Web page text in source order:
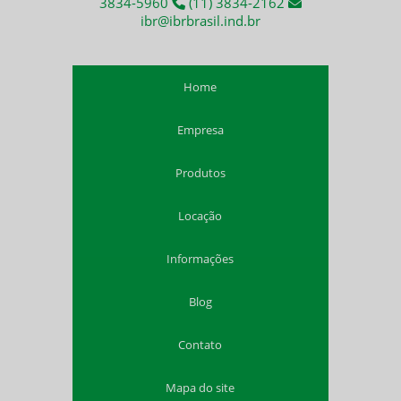
Ventilação para espaço confinado
Comprar exaustor para trabalho em espaço confinado
Comprar exaustor portátil para espaço confinado
Distribuidor de exaustor insuflador nr 33
Distribuidor de insufladores nr 33
Duto flexível para exaustor 300mm
ibr@ibrbrasil.ind.br
Home
Empresa
Produtos
Locação
Informações
Blog
Contato
Mapa do site